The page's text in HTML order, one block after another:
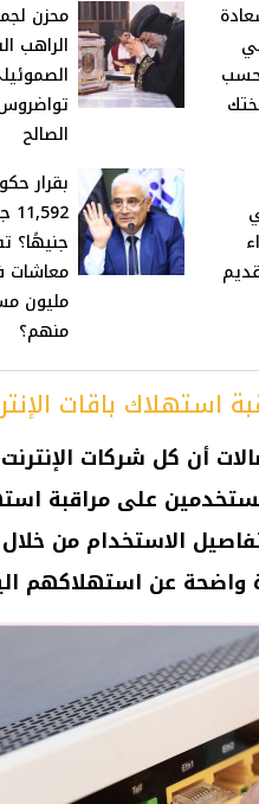
فبراير 2025 حسب
محزن
الراهب
الصالح
بقرار
جنيهًا؟
مليون
منهم؟
باقات
أن كل شركات
على مراقبة
الاستخدام من خلال
واضحة عن استهلاكهم